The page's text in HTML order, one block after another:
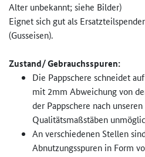
Alter unbekannt; siehe Bilder)
Eignet sich gut als
(Gusseisen).
Zustand/ Gebrauchsspuren:
Die Pappschere schneidet
mit 2mm Abweichung von
der Pappschere nach
Qualitätsmaßstäben
An verschiedenen Stellen
Abnutzungsspuren in Form